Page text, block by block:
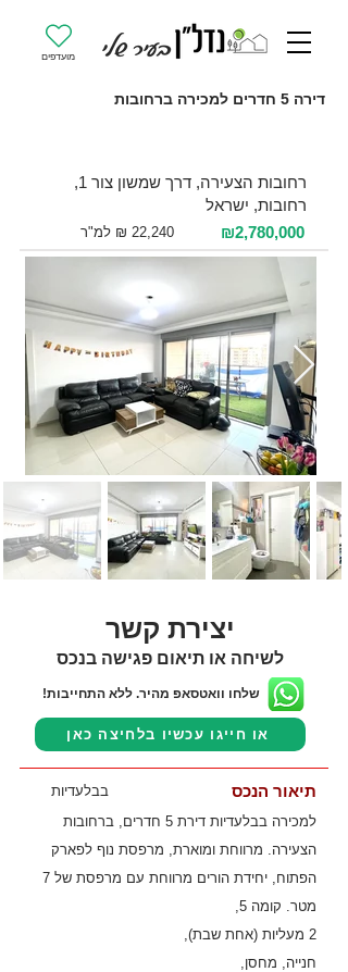
מועדפים
דירה 5 חדרים למכירה ברחובות
רחובות הצעירה, דרך שמשון צור 1,
רחובות, ישראל
₪2,780,000
יצירת קשר
לשיחה או תיאום פגישה בנכס
שלחו וואטסאפ מהיר. ללא התחייבות!
או חייגו עכשיו בלחיצה כאן
בבלעדיות תיאור הנכס
למכירה בבלעדיות דירת 5 חדרים, ברחובות
הצעירה. מרווחת ומוארת, מרפסת נוף לפארק
הפתוח, יחידת הורים מרווחת עם מרפסת של 7
מטר. קומה 5,
2 מעליות (אחת שבת),
חנייה, מחסן,